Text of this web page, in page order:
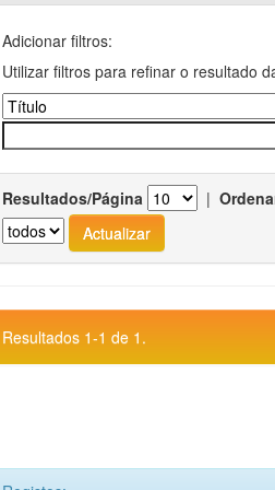
Adicionar filtros:
Utilizar filtros para refinar o resultado
Resultados/Página |
Resultados 1-1 de 1.